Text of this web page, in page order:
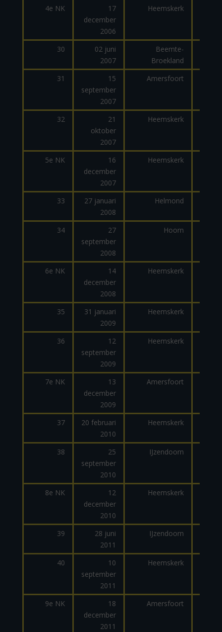
4e NK
17
december
2006
Heemskerk
30
02 juni
2007
Beemte-
Broekland
31
15
september
2007
Amersfoort
32
21
oktober
2007
Heemskerk
5e NK
16
december
2007
Heemskerk
33
27 januari
2008
Helmond
34
27
september
2008
Hoorn
6e NK
14
december
2008
Heemskerk
35
31 januari
2009
Heemskerk
36
12
september
2009
Heemskerk
7e NK
13
december
2009
Amersfoort
37
20 februari
2010
Heemskerk
38
25
september
2010
IJzendoorn
8e NK
12
december
2010
Heemskerk
39
28 juni
2011
IJzendoorn
40
10
september
2011
Heemskerk
9e NK
18
december
2011
Amersfoort